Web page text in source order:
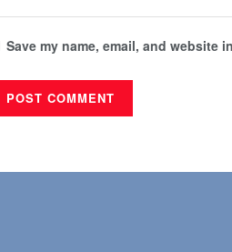
Save my name, email, and website